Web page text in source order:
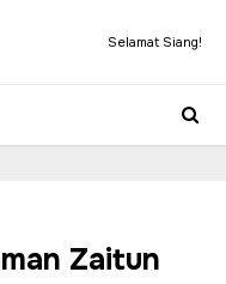
Selamat Siang!
Zaitun